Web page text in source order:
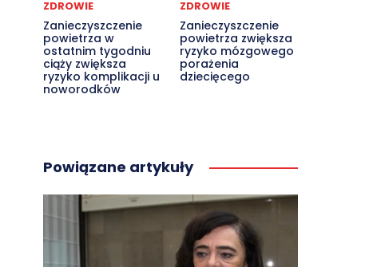
ZDROWIE
Zanieczyszczenie
powietrza w
ostatnim tygodniu
ciąży zwiększa
ryzyko komplikacji u
noworodków
ZDROWIE
Zanieczyszczenie
powietrza zwiększa
ryzyko mózgowego
porażenia
dziecięcego
Powiązane artykuły